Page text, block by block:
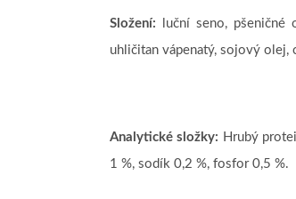
Složení: luční seno, pšeničné
uhličitan vápenatý, sojový olej,
Analytické složky: Hrubý
1 %, sodík 0,2 %, fosfor 0,5 %.